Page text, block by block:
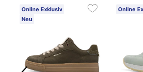
Online Exklusiv
Neu
Online